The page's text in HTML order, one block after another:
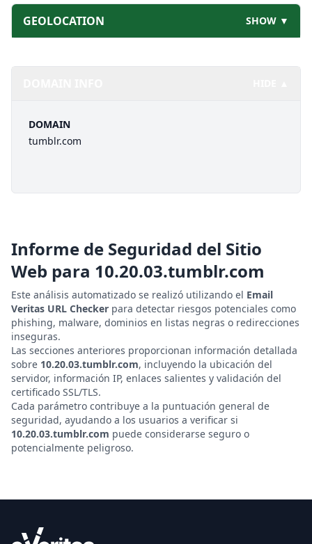
GEOLOCATION SHOW ▼
DOMAIN
tumblr.com
Informe de Seguridad del Sitio
Web para 10.20.03.tumblr.com
Este análisis automatizado se realizó utilizando el Email
Veritas URL Checker para detectar riesgos potenciales como
phishing, malware, dominios en listas negras o redirecciones
inseguras.
Las secciones anteriores proporcionan información detallada
sobre 10.20.03.tumblr.com, incluyendo la ubicación del
servidor, información IP, enlaces salientes y validación del
certificado SSL/TLS.
Cada parámetro contribuye a la puntuación general de
seguridad, ayudando a los usuarios a verificar si
10.20.03.tumblr.com puede considerarse seguro o
potencialmente peligroso.